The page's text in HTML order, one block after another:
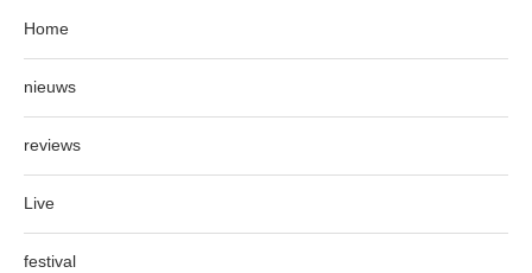
Home
nieuws
reviews
Live
festival